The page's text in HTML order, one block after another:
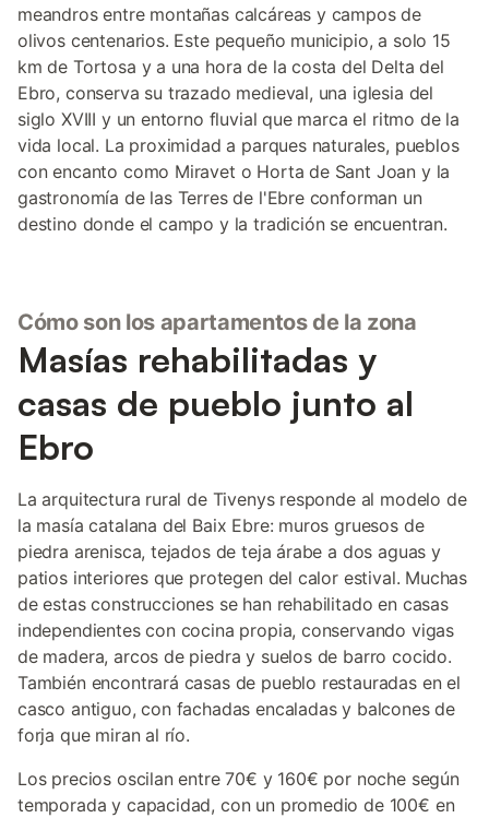
meandros entre montañas calcáreas y campos de
olivos centenarios. Este pequeño municipio, a solo 15
km de Tortosa y a una hora de la costa del Delta del
Ebro, conserva su trazado medieval, una iglesia del
siglo XVIII y un entorno fluvial que marca el ritmo de la
vida local. La proximidad a parques naturales, pueblos
con encanto como Miravet o Horta de Sant Joan y la
gastronomía de las Terres de l'Ebre conforman un
destino donde el campo y la tradición se encuentran.
Cómo son los apartamentos de la zona
Masías rehabilitadas y
casas de pueblo junto al
Ebro
La arquitectura rural de Tivenys responde al modelo de
la masía catalana del Baix Ebre: muros gruesos de
piedra arenisca, tejados de teja árabe a dos aguas y
patios interiores que protegen del calor estival. Muchas
de estas construcciones se han rehabilitado en casas
independientes con cocina propia, conservando vigas
de madera, arcos de piedra y suelos de barro cocido.
También encontrará casas de pueblo restauradas en el
casco antiguo, con fachadas encaladas y balcones de
forja que miran al río.
Los precios oscilan entre 70€ y 160€ por noche según
temporada y capacidad, con un promedio de 100€ en